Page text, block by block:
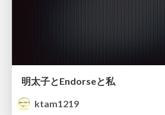
明太子とEndorseと私
ktam1219